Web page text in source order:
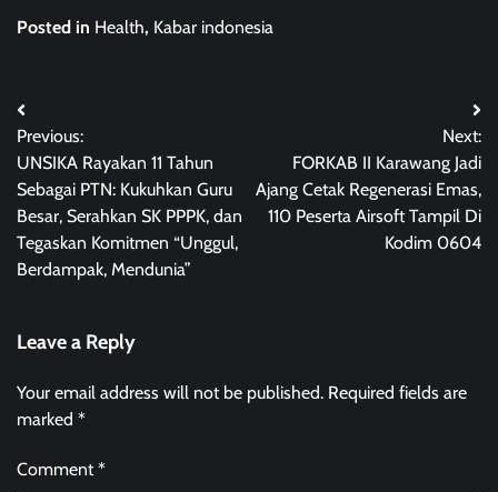
Posted in Health, Kabar indonesia
Post
navigation
Previous:
UNSIKA Rayakan 11 Tahun
Sebagai PTN: Kukuhkan Guru
Besar, Serahkan SK PPPK, dan
Tegaskan Komitmen “Unggul,
Berdampak, Mendunia”
Next:
FORKAB II Karawang Jadi
Ajang Cetak Regenerasi Emas,
110 Peserta Airsoft Tampil Di
Kodim 0604
Leave a Reply
Your email address will not be published. Required fields are
marked *
Comment*